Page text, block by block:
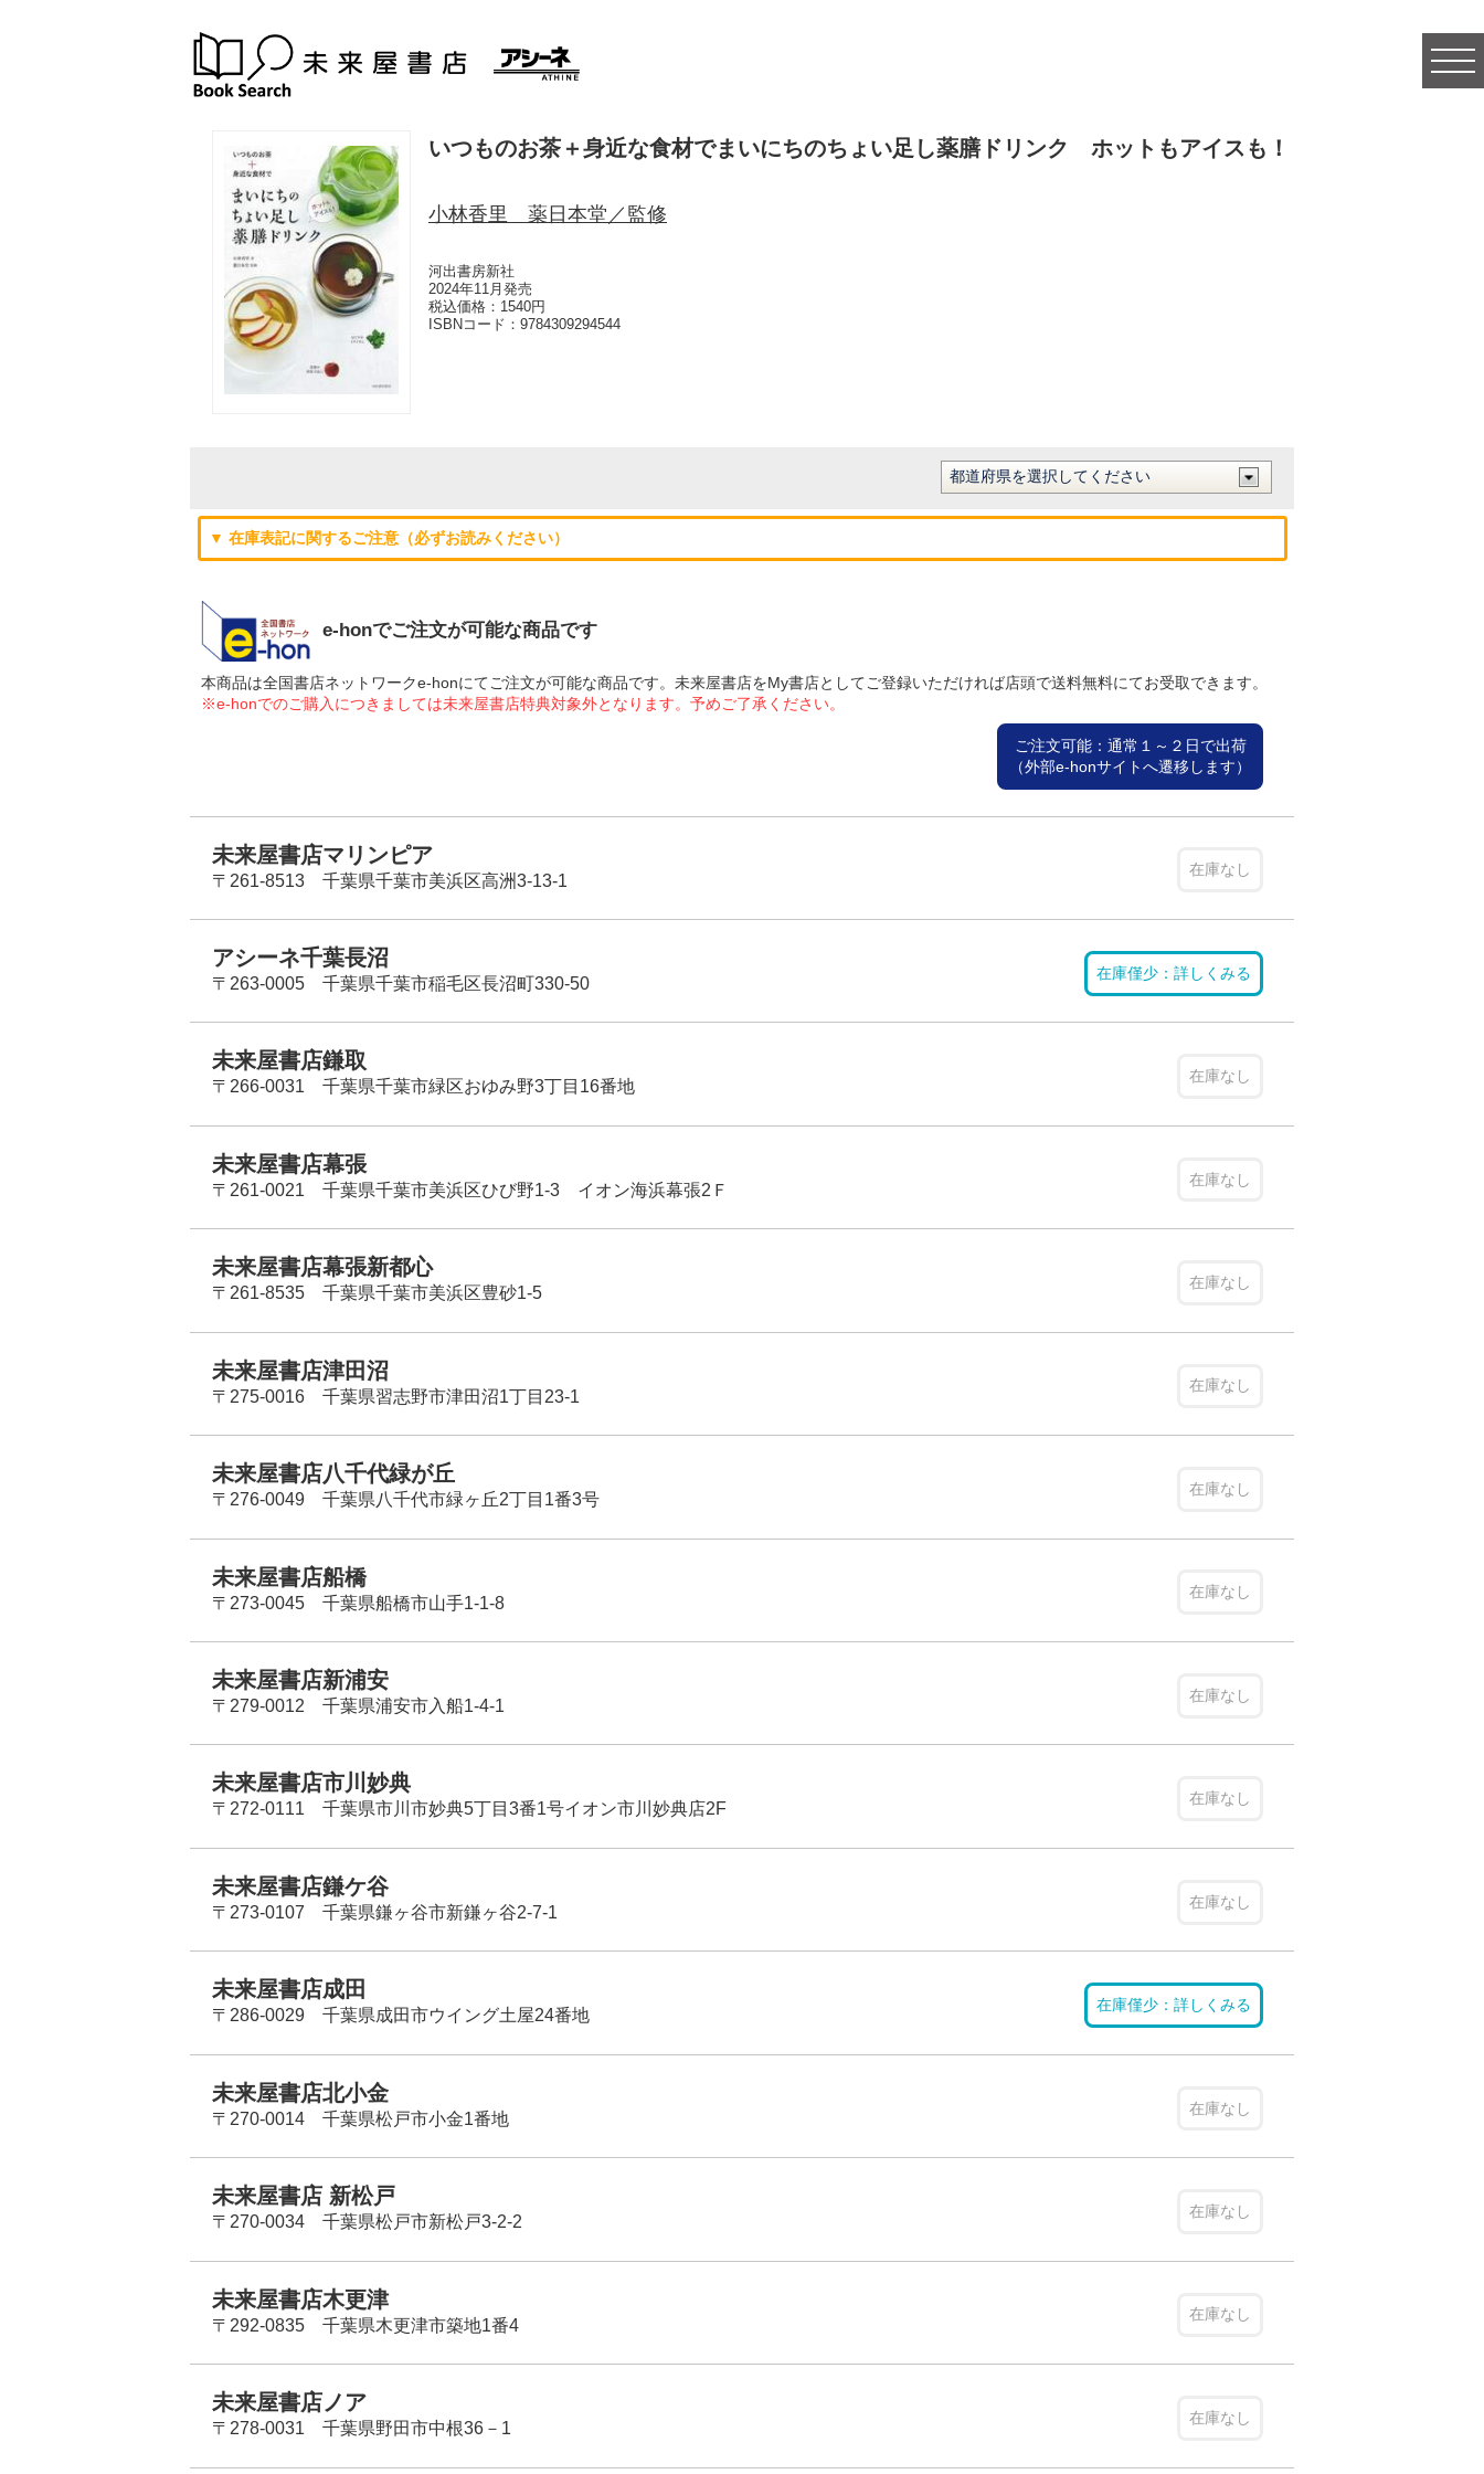
いつものお茶＋身近な食材でまいにちのちょい足し薬膳ドリンク ホットもアイスも！
小林香里 薬日本堂／監修
河出書房新社
2024年11月発売
税込価格：1540円
ISBNコード： 9784309294544
▼ 在庫表記に関するご注意（必ずお読みください）
e-honでご注文が可能な商品です
本商品は全国書店ネットワークe-honにてご注文が可能な商品です。未来屋書店をMy書店としてご登録いただければ店頭で送料無料にてお受取できます。
※e-honでのご購入につきましては未来屋書店特典対象外となります。予めご了承ください。
ご注文可能：通常１～２日で出荷
（外部e-honサイトへ遷移します）
未来屋書店マリンピア
〒261-8513 千葉県千葉市美浜区高洲3-13-1
在庫なし
アシーネ千葉長沼
〒263-0005 千葉県千葉市稲毛区長沼町330-50
在庫僅少：詳しくみる
未来屋書店鎌取
〒266-0031 千葉県千葉市緑区おゆみ野3丁目16番地
在庫なし
未来屋書店幕張
〒261-0021 千葉県千葉市美浜区ひび野1-3 イオン海浜幕張2Ｆ
在庫なし
未来屋書店幕張新都心
〒261-8535 千葉県千葉市美浜区豊砂1-5
在庫なし
未来屋書店津田沼
〒275-0016 千葉県習志野市津田沼1丁目23-1
在庫なし
未来屋書店八千代緑が丘
〒276-0049 千葉県八千代市緑ヶ丘2丁目1番3号
在庫なし
未来屋書店船橋
〒273-0045 千葉県船橋市山手1-1-8
在庫なし
未来屋書店新浦安
〒279-0012 千葉県浦安市入船1-4-1
在庫なし
未来屋書店市川妙典
〒272-0111 千葉県市川市妙典5丁目3番1号イオン市川妙典店2F
在庫なし
未来屋書店鎌ケ谷
〒273-0107 千葉県鎌ヶ谷市新鎌ヶ谷2-7-1
在庫なし
未来屋書店成田
〒286-0029 千葉県成田市ウイング土屋24番地
在庫僅少：詳しくみる
未来屋書店北小金
〒270-0014 千葉県松戸市小金1番地
在庫なし
未来屋書店 新松戸
〒270-0034 千葉県松戸市新松戸3-2-2
在庫なし
未来屋書店木更津
〒292-0835 千葉県木更津市築地1番4
在庫なし
未来屋書店ノア
〒278-0031 千葉県野田市中根36－1
在庫なし